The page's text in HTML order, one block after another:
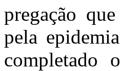
pregação
pela
completado